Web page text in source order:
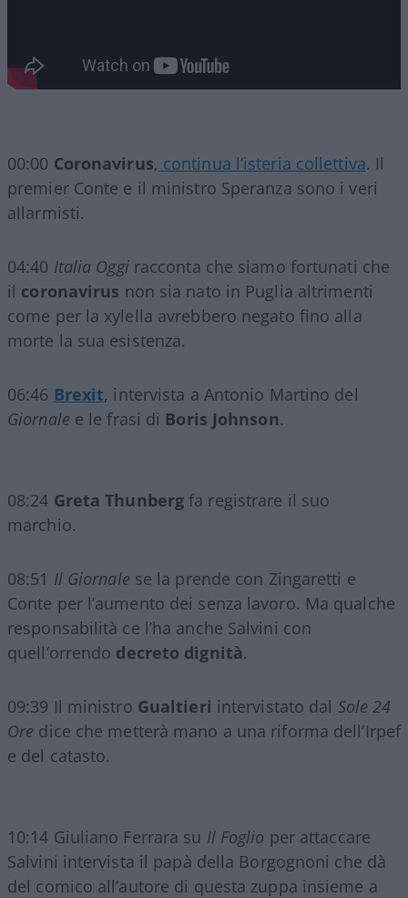
00:00 Coronavirus, continua l’isteria collettiva. Il
premier Conte e il ministro Speranza sono i veri
allarmisti.
04:40 Italia Oggiracconta che siamo fortunati che
il coronavirus non sia nato in Puglia altrimenti
come per la xylella avrebbero negato fino alla
morte la sua esistenza.
06:46 Brexit, intervista a Antonio Martino del
Giornale e le frasi di Boris Johnson.
08:24 Greta Thunberg fa registrare il suo
marchio.
08:51 Il Giornale se la prende con Zingaretti e
Conte per l’aumento dei senza lavoro. Ma qualche
responsabilità ce l’ha anche Salvini con
quell’orrendo decreto dignità.
09:39 Il ministro Gualtieri intervistato dal Sole 24
Ore dice che metterà mano a una riforma dell’Irpef
e del catasto.
10:14 Giuliano Ferrara su Il Foglio per attaccare
Salvini intervista il papà della Borgognoni che dà
del comico all’autore di questa zuppa insieme a